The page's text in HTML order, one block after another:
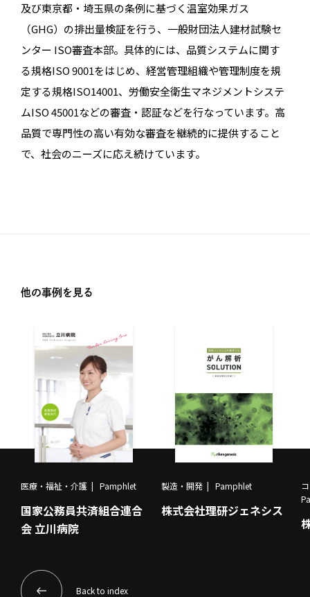
及び東京都・埼玉県の条例に基づく温室効果ガス
（GHG）の排出量検証を行う、一般財団法人建材試験セ
ンター ISO審査本部。具体的には、品質システムに関す
る規格ISO 9001をはじめ、経営管理組織や管理制度を規
定する規格ISO14001、労働安全衛生マネジメントシステ
ムISO 45001などの審査・認証などを行なっています。高
品質で専門性の高い有効な審査を継続的に提供すること
で、社会のニーズに応え続けています。
他の事例を見る
医療・福祉・介護 Pamphlet
国家公務員共済組合連合
会 立川病院
製造・開発 Pamphlet
株式会社理研ジェネシス
Back to index